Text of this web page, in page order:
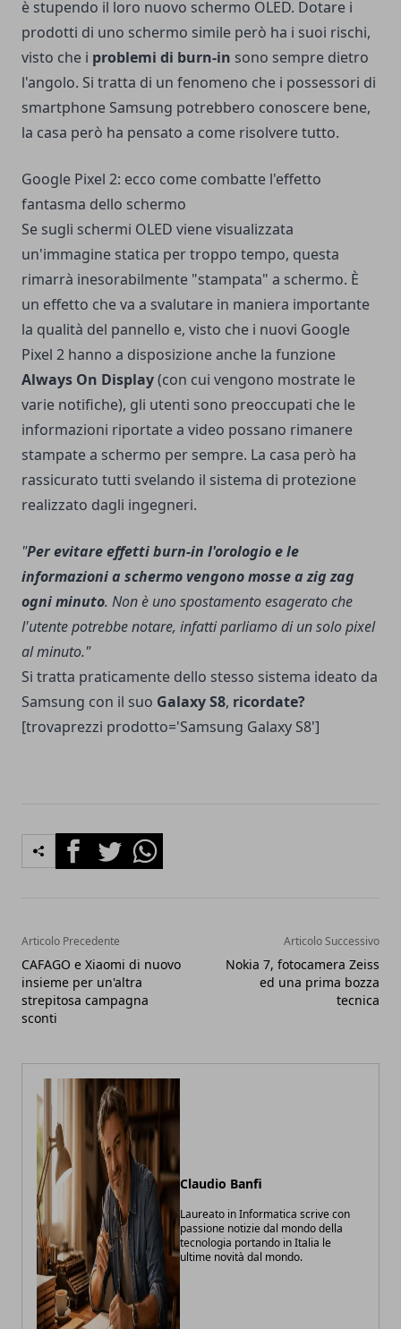
è stupendo il loro nuovo schermo OLED. Dotare i
prodotti di uno schermo simile però ha i suoi rischi,
visto che i problemi di burn-in sono sempre dietro
l'angolo. Si tratta di un fenomeno che i possessori di
smartphone Samsung potrebbero conoscere bene,
la casa però ha pensato a come risolvere tutto.
Google Pixel 2: ecco come combatte l'effetto
fantasma dello schermo
Se sugli schermi OLED viene visualizzata
un'immagine statica per troppo tempo, questa
rimarrà inesorabilmente "stampata" a schermo. È
un effetto che va a svalutare in maniera importante
la qualità del pannello e, visto che i nuovi Google
Pixel 2 hanno a disposizione anche la funzione
Always On Display(con cui vengono mostrate le
varie notifiche), gli utenti sono preoccupati che le
informazioni riportate a video possano rimanere
stampate a schermo per sempre. La casa però ha
rassicurato tutti svelando il sistema di protezione
realizzato dagli ingegneri.
"Per evitare effetti burn-in l'orologio e le
informazioni a schermo vengono mosse a zig zag
ogni minuto. Non è uno spostamento esagerato che
l'utente potrebbe notare, infatti parliamo di un solo pixel
al minuto."
Si tratta praticamente dello stesso sistema ideato da
Samsung con il suo Galaxy S8, ricordate?
[trovaprezzi prodotto='Samsung Galaxy S8']
FacebookTwitterWhatsapp
Articolo Precedente
CAFAGO e Xiaomi di nuovo
insieme per un'altra
strepitosa campagna
sconti
Articolo Successivo
Nokia 7, fotocamera Zeiss
ed una prima bozza
tecnica
Claudio Banfi
Laureato in Informatica scrive con
passione notizie dal mondo della
tecnologia portando in Italia le
ultime novità dal mondo.